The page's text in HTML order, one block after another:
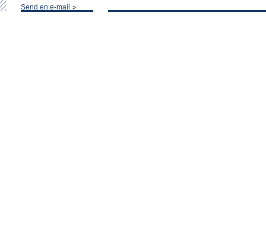
Send en e-mail